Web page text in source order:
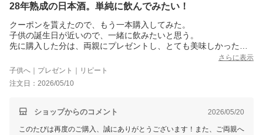
28年熟成の日本酒。単純に飲んでみたい！
クーポンを貰えたので、もう一本購入してみた。
子供の誕生日が近いので、一緒に飲みたいと思う。
先に購入した分は、両親にプレゼントし、とても美味しかったと
ふるさと納税の返礼品にもなっており、私自身とても気になる商
200ミリと少量なので家族とじっくり味わって飲みたい。
さらに表示
子供へ｜プレゼント｜リピート
注文日：2026/05/10
ショップからのコメント 2026/05/20
このたびは再度のご購入、誠にありがとうございます！また、ご両親へ